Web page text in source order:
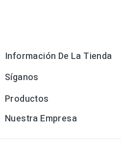
Información De La Tienda
Síganos
Productos
Nuestra Empresa